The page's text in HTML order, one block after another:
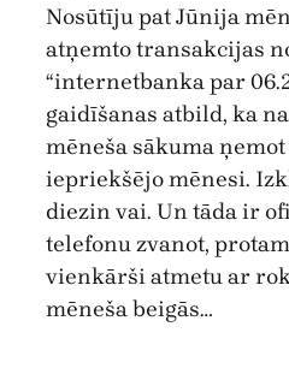
Nosūtīju pat Jūnija
atņemto transakcijas
“internetbanka par
gaidīšanas atbild, ka
mēneša sākuma
iepriekšējo mēnesi.
diezin vai. Un tāda ir
telefonu zvanot,
vienkārši atmetu ar
mēneša beigās…